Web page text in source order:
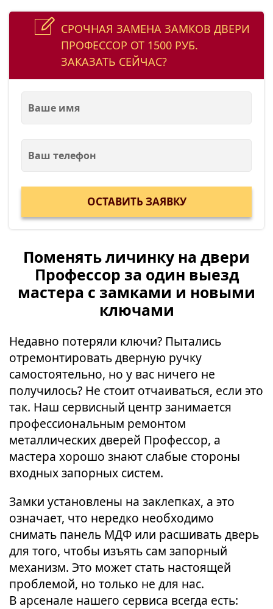
СРОЧНАЯ ЗАМЕНА ЗАМКОВ ДВЕРИ
ПРОФЕССОР ОТ 1500 РУБ.
ЗАКАЗАТЬ СЕЙЧАС?
Поменять личинку на двери
Профессор за один выезд
мастера с замками и новыми
ключами
Недавно потеряли ключи? Пытались
отремонтировать дверную ручку
самостоятельно, но у вас ничего не
получилось? Не стоит отчаиваться, если это
так. Наш сервисный центр занимается
профессиональным ремонтом
металлических дверей Профессор, а
мастера хорошо знают слабые стороны
входных запорных систем.
Замки установлены на заклепках, а это
означает, что нередко необходимо
снимать панель МДФ или расшивать дверь
для того, чтобы изъять сам запорный
механизм. Это может стать настоящей
проблемой, но только не для нас.
В арсенале нашего сервиса всегда есть: